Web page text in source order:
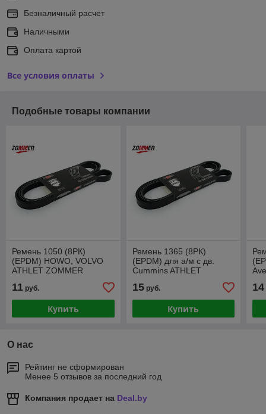
Безналичный расчет
Наличными
Оплата картой
Все условия оплаты
Подобные товары компании
Ремень 1050 (8РК)
(EPDM) HOWO, VOLVO
ATHLET ZOMMER
11 руб.
Купить
Ремень 1365 (8РК)
(EPDM) для а/м с дв.
Cummins ATHLET
15руб.
Купить
14
О нас
Рейтинг не сформирован
Менее 5 отзывов за последний год
Компания продает на Deal.by